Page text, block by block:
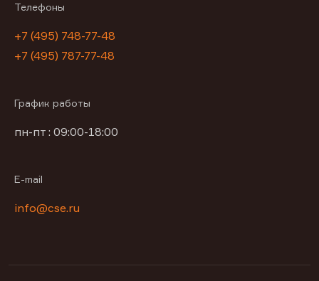
Телефоны
+7 (495) 748-77-48
+7 (495) 787-77-48
График работы
пн-пт : 09:00-18:00
E-mail
info@cse.ru